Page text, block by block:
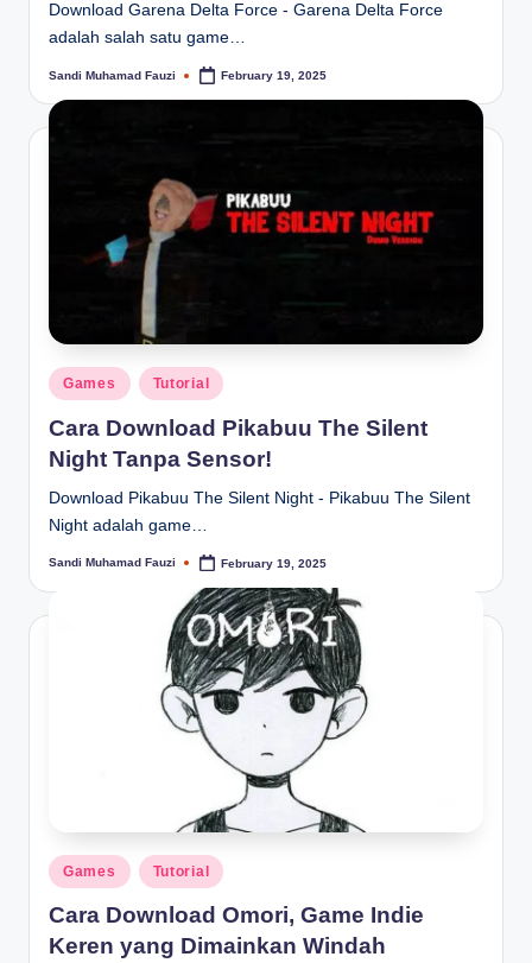
Download Garena Delta Force - Garena Delta Force
adalah salah satu game…
Posted
Sandi Muhamad Fauzi February 19, 2025
Posted
in
Games Tutorial
Cara Download Pikabuu The Silent
Night Tanpa Sensor!
Download Pikabuu The Silent Night - Pikabuu The Silent
Night adalah game…
Posted
Sandi Muhamad Fauzi February 19, 2025
Posted
in
Games Tutorial
Cara Download Omori, Game Indie
Keren yang Dimainkan Windah